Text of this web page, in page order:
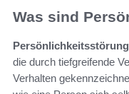
Was sind
die durch tiefgreifende
Verhalten